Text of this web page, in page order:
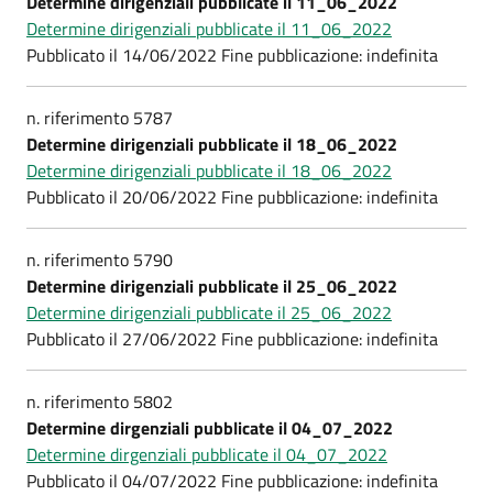
Determine dirigenziali pubblicate il 11_06_2022
Pubblicato il 14/06/2022 Fine pubblicazione: indefinita
n. riferimento 5787
Determine dirigenziali pubblicate il 18_06_2022
Determine dirigenziali pubblicate il 18_06_2022
Pubblicato il 20/06/2022 Fine pubblicazione: indefinita
n. riferimento 5790
Determine dirigenziali pubblicate il 25_06_2022
Determine dirigenziali pubblicate il 25_06_2022
Pubblicato il 27/06/2022 Fine pubblicazione: indefinita
n. riferimento 5802
Determine dirgenziali pubblicate il 04_07_2022
Determine dirgenziali pubblicate il 04_07_2022
Pubblicato il 04/07/2022 Fine pubblicazione: indefinita